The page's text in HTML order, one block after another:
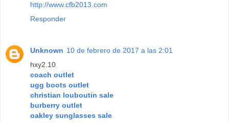
http://www.cfb2013.com
Responder
Unknown 10 de febrero de 2017 a las 2:01
hxy2.10
coach outlet
ugg boots outlet
christian louboutin sale
burberry outlet
oakley sunglasses sale